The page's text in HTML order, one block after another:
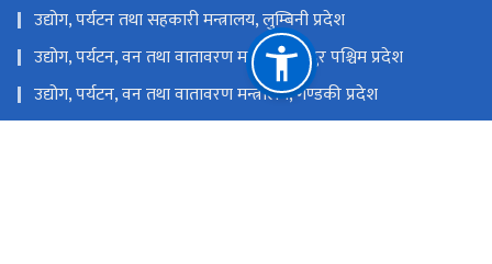
उद्योग, पर्यटन तथा सहकारी मन्त्रालय, लुम्बिनी प्रदेश
उद्योग, पर्यटन, वन तथा वातावरण मन्त्रालय, सुदुर पश्चिम प्रदेश
उद्योग, पर्यटन, वन तथा वातावरण मन्त्रालय, गण्डकी प्रदेश